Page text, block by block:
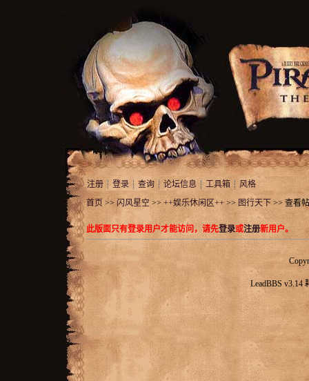
注册 登录 查询 论坛信息 工具箱
风格
首页 >> 闪风星空 >> ++娱乐休闲区++ >> 图行天下 >> 查看
此版面只有登录用户才能访问，请先登录或注册新用户。
LeadBBS v3.14